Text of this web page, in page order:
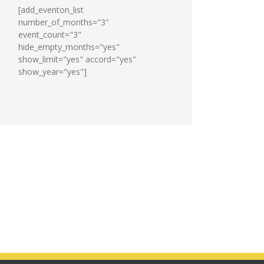
juillet
[add_eventon_list
number_of_months="3"
event_count="3"
hide_empty_months="yes"
show_limit="yes" accord="yes"
show_year="yes"]